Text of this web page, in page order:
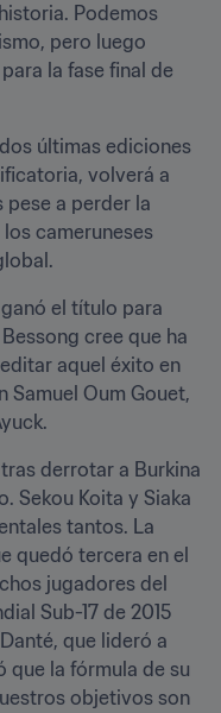
Podemos
pero luego
la fase final de
últimas ediciones
volverá a
pese a perder la
cameruneses
el título para
cree que ha
aquel éxito en
Oum Gouet,
derrotar a Burkina
Sekou Koita y Siaka
tantos. La
quedó tercera en el
jugadores del
Sub-17 de 2015
que lideró a
que la fórmula de su
objetivos son